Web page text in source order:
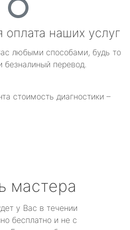
оплата наших услуг
любыми способами, будь то
безналиный перевод.
стоимость диагностики –
мастера
у Вас в течении
бесплатно и не с